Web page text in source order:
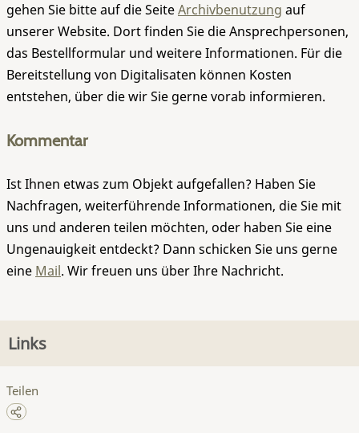
gehen Sie bitte auf die SeiteArchivbenutzung auf
unserer Website. Dort finden Sie die Ansprechpersonen,
das Bestellformular und weitere Informationen. Für die
Bereitstellung von Digitalisaten können Kosten
entstehen, über die wir Sie gerne vorab informieren.
Kommentar
Ist Ihnen etwas zum Objekt aufgefallen? Haben Sie
Nachfragen, weiterführende Informationen, die Sie mit
uns und anderen teilen möchten, oder haben Sie eine
Ungenauigkeit entdeckt? Dann schicken Sie uns gerne
eine Mail. Wir freuen uns über Ihre Nachricht.
Links
Teilen